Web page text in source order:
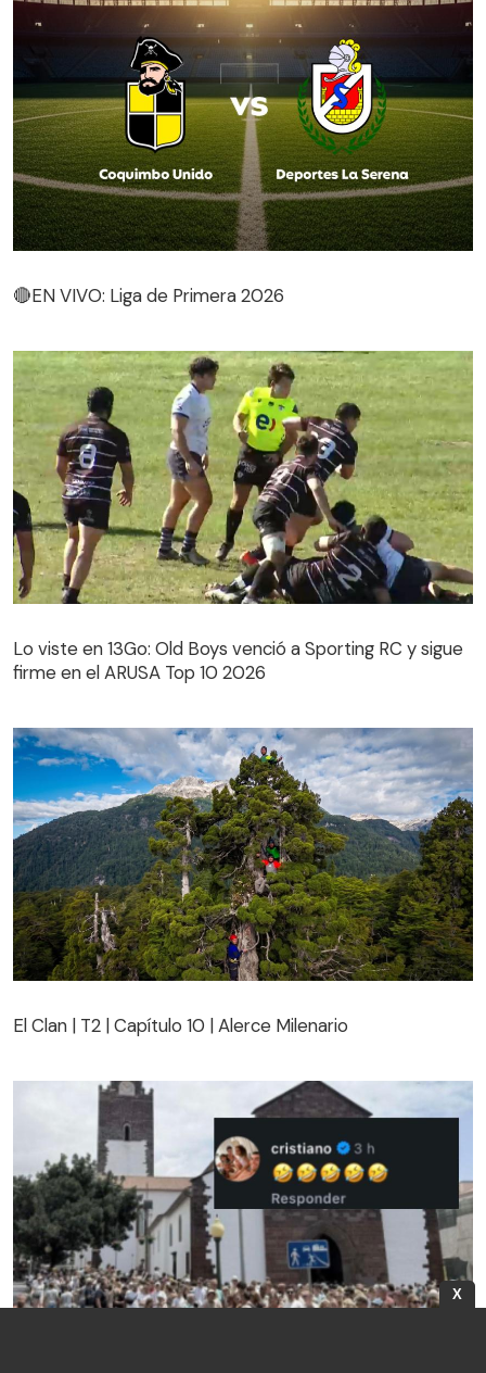
🔴EN VIVO: Liga de Primera 2026
Lo viste en 13Go: Old Boys venció a Sporting RC y sigue
firme en el ARUSA Top 10 2026
El Clan | T2 | Capítulo 10 | Alerce Milenario
X